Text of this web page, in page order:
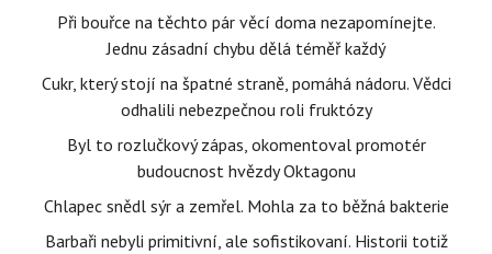
Při bouřce na těchto pár věcí doma nezapomínejte.
Jednu zásadní chybu dělá téměř každý
Cukr, který stojí na špatné straně, pomáhá nádoru. Vědci
odhalili nebezpečnou roli fruktózy
Byl to rozlučkový zápas, okomentoval promotér
budoucnost hvězdy Oktagonu
Chlapec snědl sýr a zemřel. Mohla za to běžná bakterie
Barbaři nebyli primitivní, ale sofistikovaní. Historii totiž